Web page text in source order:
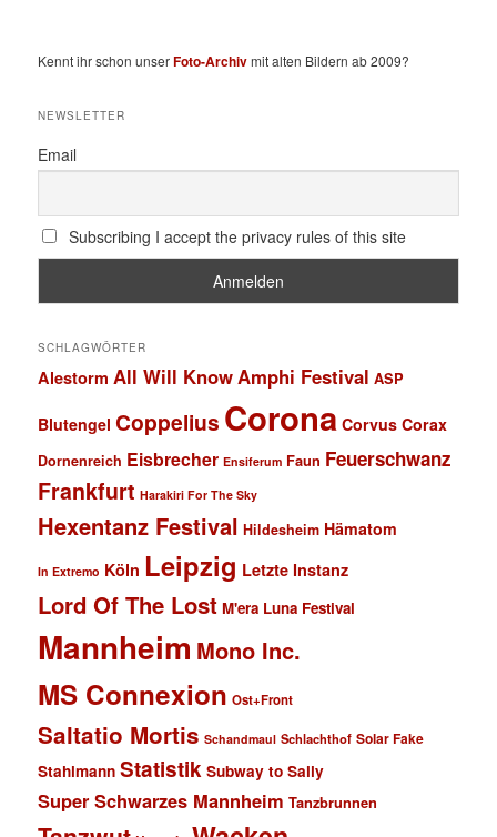
Kennt ihr schon unserFoto-Archivmit alten Bildern ab 2009?
NEWSLETTER
Email
Subscribing I accept the privacy rules of this site
SCHLAGWÖRTER
Alestorm All Will KnowAmphi Festival ASP
Blutengel Coppelius Corona Corvus Corax
Dornenreich Eisbrecher Ensiferum Faun Feuerschwanz
Frankfurt Harakiri For The Sky
Hexentanz Festival Hildesheim Hämatom
In Extremo Köln Leipzig Letzte Instanz
Lord Of The Lost M'era Luna Festival
Mannheim Mono Inc.
MS Connexion Ost+Front
Saltatio Mortis Schandmaul Schlachthof Solar Fake
Stahlmann Statistik Subway to Sally
Super Schwarzes Mannheim Tanzbrunnen